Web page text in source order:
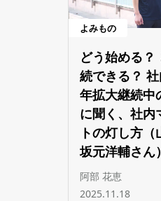
よみもの
どう始める？
続できる？
年拡大継続中
に聞く、社内
トの灯し方（
坂元洋輔さん）
阿部 花恵
2025.11.18